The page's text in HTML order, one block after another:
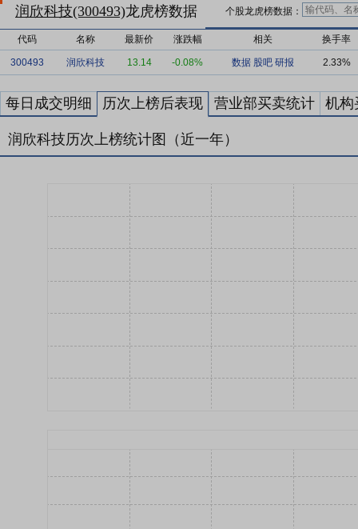
润欣科技(300493)龙虎榜数据 个股龙虎榜数据：
代码 名称 最新价 涨跌幅 相关 换手率
300493 润欣科技 13.14 -0.08% 数据 股吧 研报 2.33%
每日成交明细 历次上榜后表现 营业部买卖统计 机构
润欣科技历次上榜统计图（近一年）